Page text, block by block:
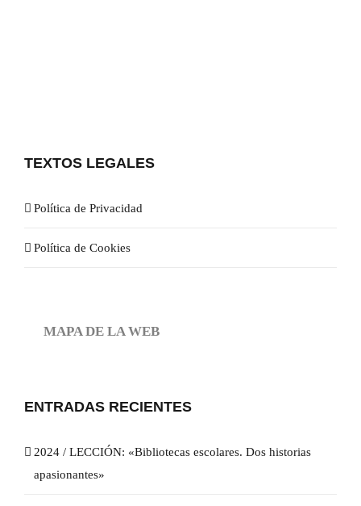
TEXTOS LEGALES
Política de Privacidad
Política de Cookies
MAPA DE LA WEB
ENTRADAS RECIENTES
2024 / LECCIÓN: «Bibliotecas escolares. Dos historias
apasionantes»